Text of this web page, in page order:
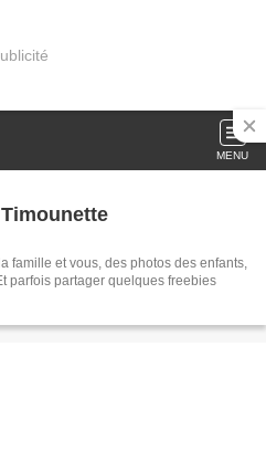
MENU
famille et vous, des photos des enfants,
parfois partager quelques freebies